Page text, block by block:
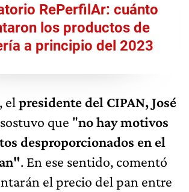
RePerfilAr: cuánto
los productos de
a principio del 2023
el presidente del CIPAN, José
que "no hay motivos
desproporcionados en el
. En ese sentido, comentó
el precio del pan entre